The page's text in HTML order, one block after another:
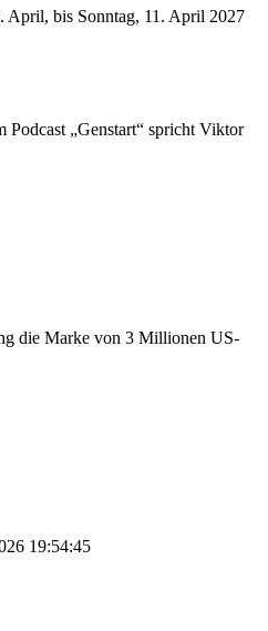
April, bis Sonntag, 11. April 2027
Podcast „Genstart“ spricht Viktor
die Marke von 3 Millionen US-
19:54:45